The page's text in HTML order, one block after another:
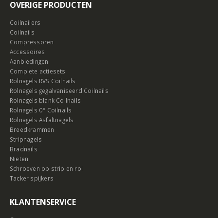
OVERIGE PRODUCTEN
Coilnailers
Coilnails
Compressoren
Accessoires
Aanbiedingen
Complete actiesets
Rolnagels RVS Coilnails
Rolnagels gegalvaniseerd Coilnails
Rolnagels blank Coilnails
Rolnagels 0° Coilnails
Rolnagels Asfaltnagels
Breedkrammen
Stripnagels
Bradnails
Nieten
Schroeven op strip en rol
Tacker spijkers
KLANTENSERVICE